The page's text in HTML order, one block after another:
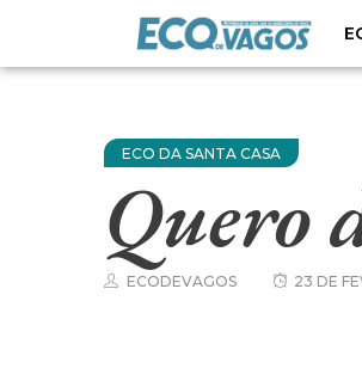
ECO DA SANTA CASA
Quero
ECODEVAGOS 23 DE